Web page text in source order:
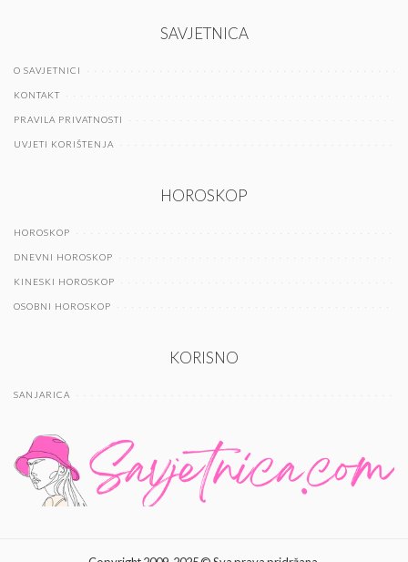
SAVJETNICA
O SAVJETNICI
KONTAKT
PRAVILA PRIVATNOSTI
UVJETI KORIŠTENJA
HOROSKOP
HOROSKOP
DNEVNI HOROSKOP
KINESKI HOROSKOP
OSOBNI HOROSKOP
KORISNO
SANJARICA